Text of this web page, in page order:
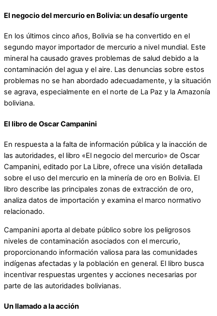
El negocio del mercurio en Bolivia: un desafío urgente
En los últimos cinco años, Bolivia se ha convertido en el
segundo mayor importador de mercurio a nivel mundial. Este
mineral ha causado graves problemas de salud debido a la
contaminación del agua y el aire. Las denuncias sobre estos
problemas no se han abordado adecuadamente, y la situación
se agrava, especialmente en el norte de La Paz y la Amazonía
boliviana.
El libro de Oscar Campanini
En respuesta a la falta de información pública y la inacción de
las autoridades, el libro «El negocio del mercurio» de Oscar
Campanini, editado por La Libre, ofrece una visión detallada
sobre el uso del mercurio en la minería de oro en Bolivia. El
libro describe las principales zonas de extracción de oro,
analiza datos de importación y examina el marco normativo
relacionado.
Campanini aporta al debate público sobre los peligrosos
niveles de contaminación asociados con el mercurio,
proporcionando información valiosa para las comunidades
indígenas afectadas y la población en general. El libro busca
incentivar respuestas urgentes y acciones necesarias por
parte de las autoridades bolivianas.
Un llamado a la acción